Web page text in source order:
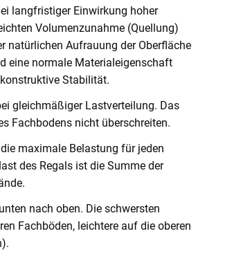
langfristiger Einwirkung hoher
Volumenzunahme (Quellung)
natürlichen Aufrauung der Oberfläche
eine normale Materialeigenschaft
Stabilität.
gleichmäßiger Lastverteilung. Das
Fachbodens nicht überschreiten.
maximale Belastung für jeden
des Regals ist die Summe der
nach oben. Die schwersten
Fachböden, leichtere auf die oberen